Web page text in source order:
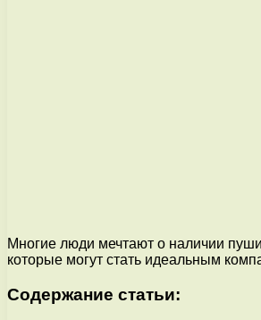
Многие люди мечтают о наличии
которые могут стать идеальным
Содержание статьи: